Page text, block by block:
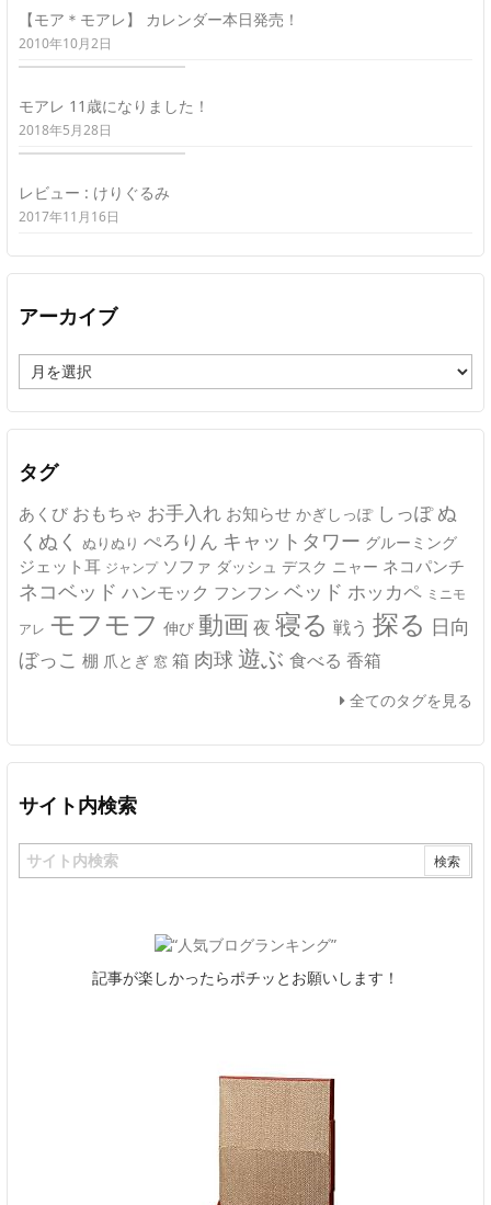
【モア＊モアレ】 カレンダー本日発売！
2010年10月2日
モアレ 11歳になりました！
2018年5月28日
レビュー : けりぐるみ
2017年11月16日
アーカイブ
ー
カ
イ
タグ
あくび おもちゃ お手入れ お知らせ かぎしっぽ しっぽ ぬ
くぬく ぬりぬり ぺろりん キャットタワー グルーミング
ジェット耳 ジャンプ ソファ ダッシュ デスク ニャー ネコパンチ
ネコベッド ハンモック フンフン ベッド ホッカペ ミニモ
アレ モフモフ 伸び 動画 夜 寝る 戦う 探る 日向
ぼっこ 棚 爪とぎ 窓 箱 肉球 遊ぶ 食べる 香箱
全てのタグを見る
サイト内検索
記事が楽しかったらポチッとお願いします！